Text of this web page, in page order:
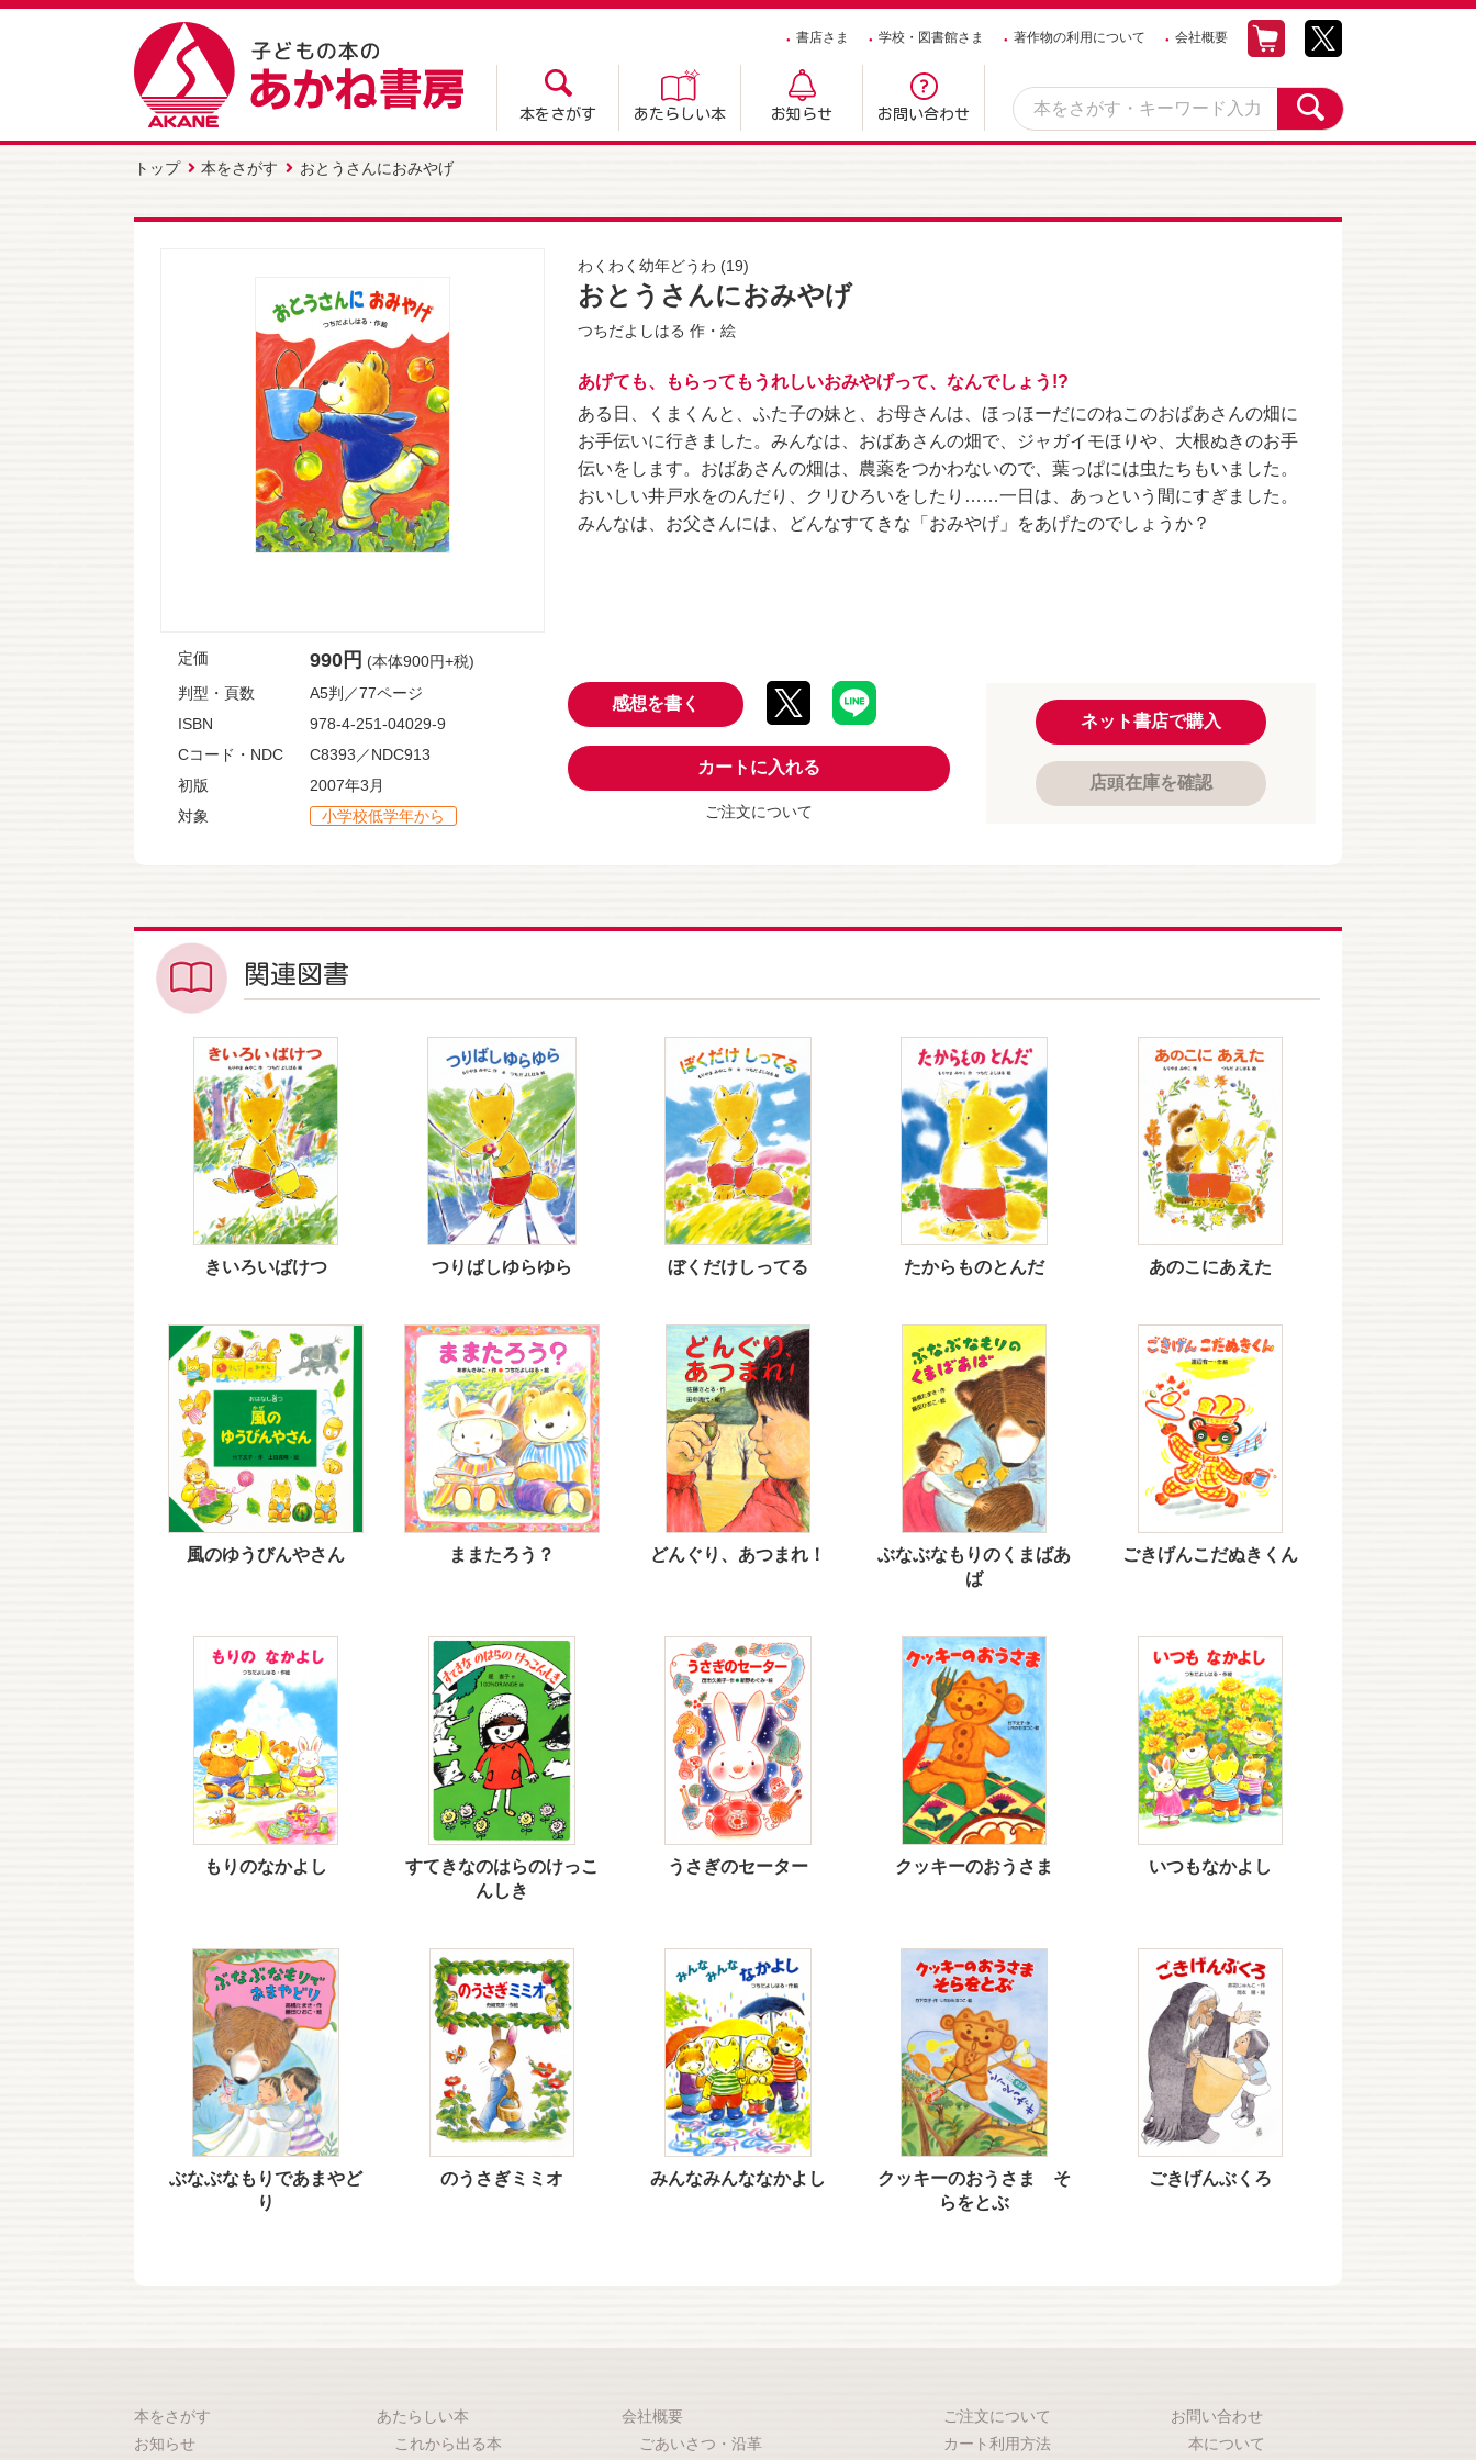
書店さま 学校・図書館さま 著作物の利用について 会社概要
本をさがす あたらしい本 お知らせ お問い合わせ
トップ 本をさがす おとうさんにおみやげ
わくわく幼年どうわ (19)
おとうさんにおみやげ
つちだよしはる 作・絵
あげても、もらってもうれしいおみやげって、なんでしょう!?
ある日、くまくんと、ふた子の妹と、お母さんは、ほっほーだにのねこのおばあさんの畑に
お手伝いに行きました。みんなは、おばあさんの畑で、ジャガイモほりや、大根ぬきのお手
伝いをします。おばあさんの畑は、農薬をつかわないので、葉っぱには虫たちもいました。
おいしい井戸水をのんだり、クリひろいをしたり……一日は、あっという間にすぎました。
みんなは、お父さんには、どんなすてきな「おみやげ」をあげたのでしょうか？
感想を書く
カートに入れる
ご注文について
定価 990円 (本体900円+税)
判型・頁数
A5判／77ページ
ISBN
978-4-251-04029-9
Cコード・NDC
C8393／NDC913
初版
2007年3月
対象
小学校低学年から
ネット書店で購入
店頭在庫を確認
関連図書
きいろいばけつ つりばしゆらゆら ぼくだけしってる たからものとんだ あのこにあえた
風のゆうびんやさん ままたろう？ どんぐり、あつまれ！
ぶなぶなもりのくまばあ
ば
ごきげんこだぬきくん
もりのなかよし
すてきなのはらのけっこ
んしき
うさぎのセーター クッキーのおうさま いつもなかよし
ぶなぶなもりであまやど
り
のうさぎミミオ みんなみんななかよし
クッキーのおうさま そ
らをとぶ
ごきげんぶくろ
本をさがす
お知らせ
あたらしい本
これから出る本
会社概要
ごあいさつ・沿革
ご注文について
カート利用方法
お問い合わせ
本について